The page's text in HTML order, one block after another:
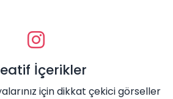
İçerikler
için dikkat çekici görseller